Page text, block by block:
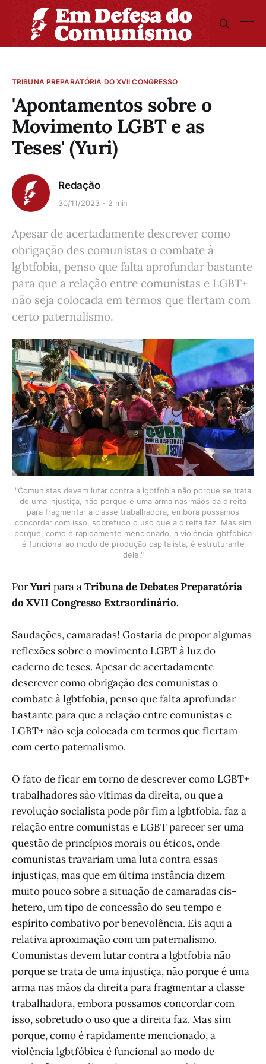
TRIBUNA PREPARATÓRIA DO XVII CONGRESSO
'Apontamentos sobre o
Movimento LGBT e as
Teses' (Yuri)
Redação
30/11/2023 2 min
Apesar de acertadamente descrever como
obrigação des comunistas o combate à
lgbtfobia, penso que falta aprofundar bastante
para que a relação entre comunistas e LGBT+
não seja colocada em termos que flertam com
certo paternalismo.
"Comunistas devem lutar contra a lgbtfobia não porque se trata
de uma injustiça, não porque é uma arma nas mãos da direita
para fragmentar a classe trabalhadora, embora possamos
concordar com isso, sobretudo o uso que a direita faz. Mas sim
porque, como é rapidamente mencionado, a violência lgbtfóbica
é funcional ao modo de produção capitalista, é estruturante
dele."
PorYuripara aTribuna de Debates Preparatória
do XVII Congresso Extraordinário.
Saudações, camaradas! Gostaria de propor algumas
reflexões sobre o movimento LGBT à luz do
caderno de teses. Apesar de acertadamente
descrever como obrigação des comunistas o
combate à lgbtfobia, penso que falta aprofundar
bastante para que a relação entre comunistas e
LGBT+ não seja colocada em termos que flertam
com certo paternalismo.
O fato de ficar em torno de descrever como LGBT+
trabalhadores são vítimas da direita, ou que a
revolução socialista pode pôr fim a lgbtfobia, faz a
relação entre comunistas e LGBT parecer ser uma
questão de princípios morais ou éticos, onde
comunistas travariam uma luta contra essas
injustiças, mas que em última instância dizem
muito pouco sobre a situação de camaradas cis-
hetero, um tipo de concessão do seu tempo e
espírito combativo por benevolência. Eis aqui a
relativa aproximação com um paternalismo.
Comunistas devem lutar contra a lgbtfobia não
porque se trata de uma injustiça, não porque é uma
arma nas mãos da direita para fragmentar a classe
trabalhadora, embora possamos concordar com
isso, sobretudo o uso que a direita faz. Mas sim
porque, como é rapidamente mencionado, a
violência lgbtfóbica é funcional ao modo de